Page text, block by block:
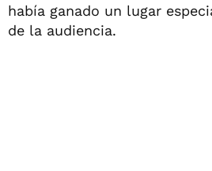
había ganado un lugar
de la audiencia.